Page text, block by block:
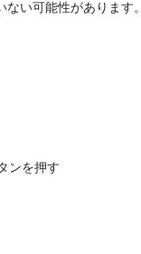
い可能性があります。
ンを押す